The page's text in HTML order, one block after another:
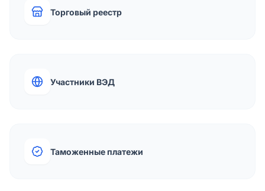
Торговый реестр
Участники ВЭД
Таможенные платежи